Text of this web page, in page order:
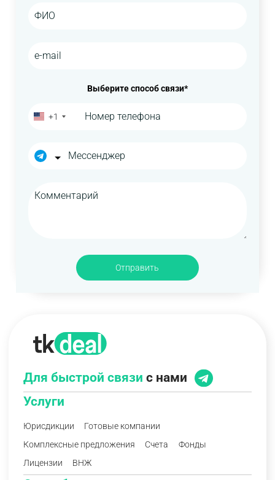
Выберите способ связи*
+1
Отправить
Услуги
Юрисдикции
Готовые компании
Комплексные предложения
Счета
Фонды
Лицензии
ВНЖ
Для быстрой связи с нами